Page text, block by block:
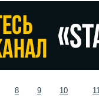
8 9 10